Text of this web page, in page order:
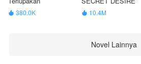
 380.0K  10.4M
Novel Lainnya